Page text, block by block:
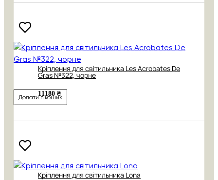
Кріплення для світильника Les Acrobates De
Gras №322, чорне
11180 ₴
Додати в кошик
Кріплення для світильника Lona